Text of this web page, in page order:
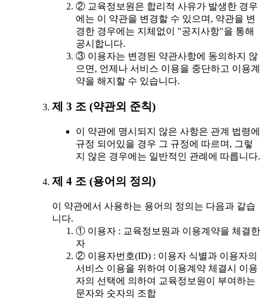
② 교육정보원은 합리적 사유가 발생한 경우
에는 이 약관을 변경할 수 있으며, 약관을 변
경한 경우에는 지체없이 "공지사항"을 통해
공시합니다.
③ 이용자는 변경된 약관사항에 동의하지 않
으면, 언제나 서비스 이용을 중단하고 이용계
약을 해지할 수 있습니다.
제 3 조 (약관외 준칙)
이 약관에 명시되지 않은 사항은 관계 법령에
규정 되어있을 경우 그 규정에 따르며, 그렇
지 않은 경우에는 일반적인 관례에 따릅니다.
제 4 조 (용어의 정의)
이 약관에서 사용하는 용어의 정의는 다음과 같습
니다.
① 이용자 : 교육정보원과 이용계약을 체결한
자
② 이용자번호(ID) : 이용자 식별과 이용자의
서비스 이용을 위하여 이용계약 체결시 이용
자의 선택에 의하여 교육정보원이 부여하는
문자와 숫자의 조합